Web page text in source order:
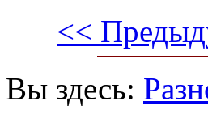
<<
Вы здесь: